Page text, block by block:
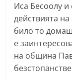
г
о
р
а
–
Иса Бесоолу
действията
било то
е
на община